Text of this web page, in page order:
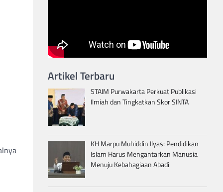
Artikel Terbaru
STAIM Purwakarta Perkuat Publikasi
Ilmiah dan Tingkatkan Skor SINTA
KH Marpu Muhiddin Ilyas: Pendidikan
Islam Harus Mengantarkan Manusia
Menuju Kebahagiaan Abadi